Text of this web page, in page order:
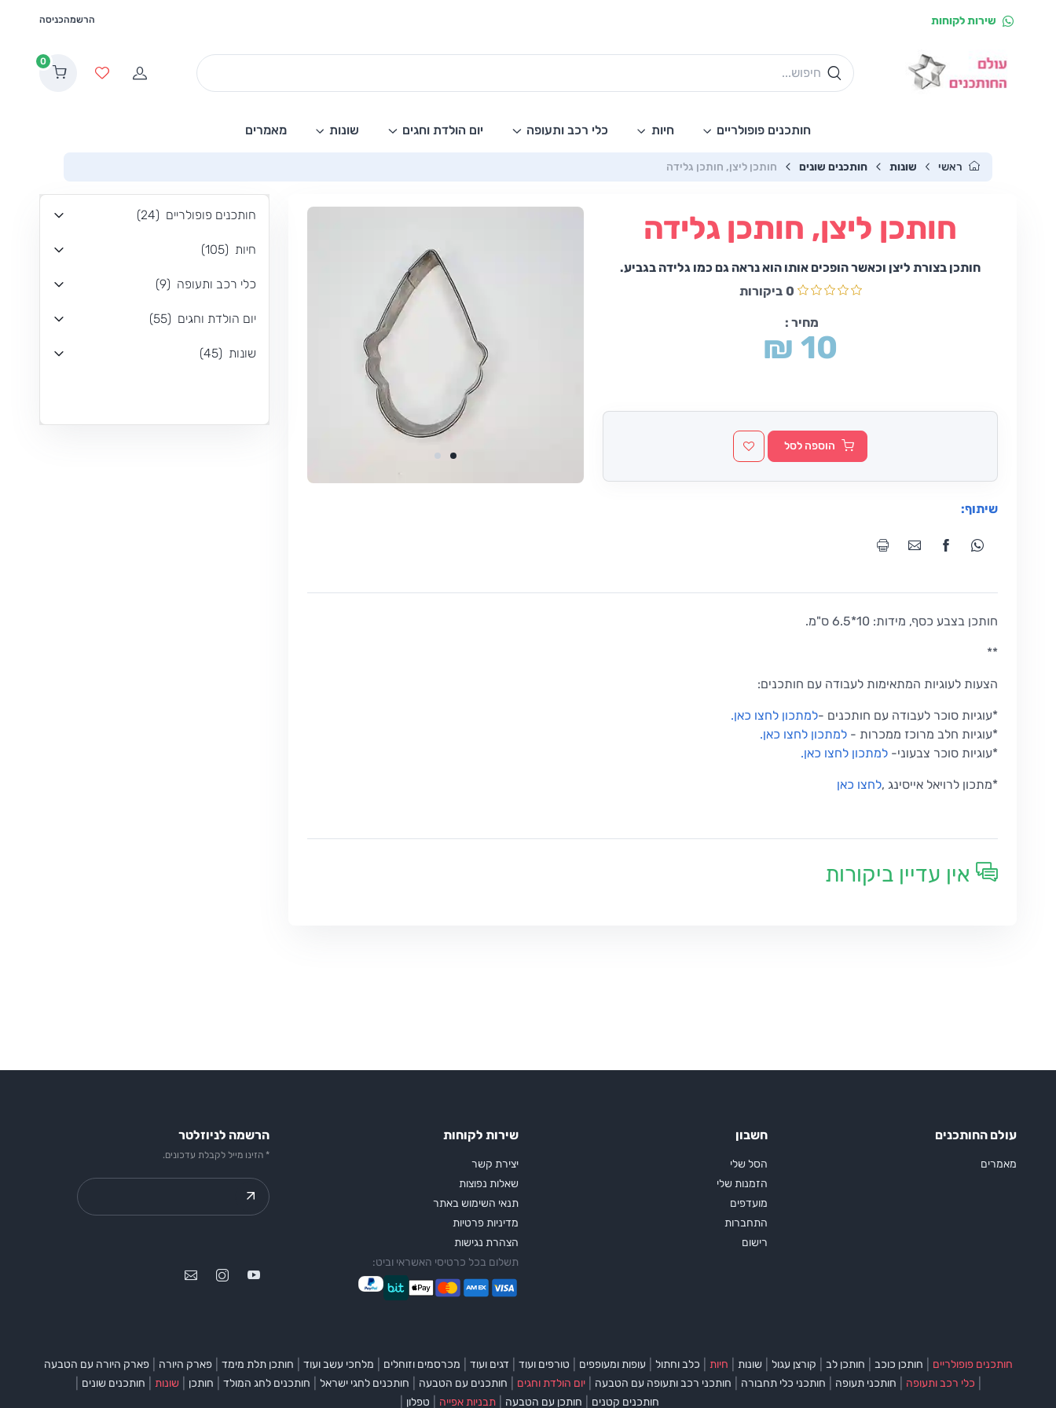
שירות לקוחות הרשמהכניסה
הרשמהמועדפים
0
חותכנים פופולריים חיות כלי רכב ותעופה יום הולדת וחגים שונות מאמרים
ראשי שונות חותכנים שונים חותכן ליצן, חותכן גלידה
חותכן ליצן, חותכן גלידה
חותכן בצורת ליצן וכאשר הופכים אותו הוא נראה גם כמו גלידה בגביע.
0 ביקורות
מחיר :
₪ 10
הוספה לסל
שיתוף:
חותכן בצבע כסף, מידות: 10*6.5 ס"מ.
**
הצעות לעוגיות המתאימות לעבודה עם חותכנים:
*עוגיות סוכר לעבודה עם חותכנים -למתכון לחצו כאן.
*עוגיות חלב מרוכז ממכרות - למתכון לחצו כאן.
*עוגיות סוכר צבעוני- למתכון לחצו כאן.
*מתכון לרויאל אייסינג,לחצו כאן
אין עדיין ביקורות
חותכנים פופולריים (
24
)
חיות (
105
)
כלי רכב ותעופה (
9
)
יום הולדת וחגים (
55
)
שונות (
45
)
עולם החותכנים
מאמרים
חשבון
הסל שלי
הזמנות שלי
מועדפים
התחברות
רישום
שירות לקוחות
יצירת קשר
שאלות נפוצות
תנאי השימוש באתר
מדיניות פרטיות
הצהרת נגישות
תשלום בכל כרטיסי האשראי וביט:
הרשמה לניוזלטר
* הזינו מייל לקבלת עדכונים.
חותכנים פופולריים חותכן כוכב חותכן לב קורצן עגול שונות חיות כלב וחתול עופות ומעופפים טורפים ועוד דגים ועוד מכרסמים וזוחלים מלחכי עשב ועוד חותכן תלת מימד פארק היורה פארק היורה עם הטבעה
כלי רכב ותעופה חותכני תעופה חותכני כלי תחבורה חותכני רכב ותעופה עם הטבעה יום הולדת וחגים חותכנים עם הטבעה חותכנים לחגי ישראל חותכנים לחג המולד חותכן שונות חותכנים שונים
חותכנים קטנים חותכן עם הטבעה תבניות אפייה טפלון